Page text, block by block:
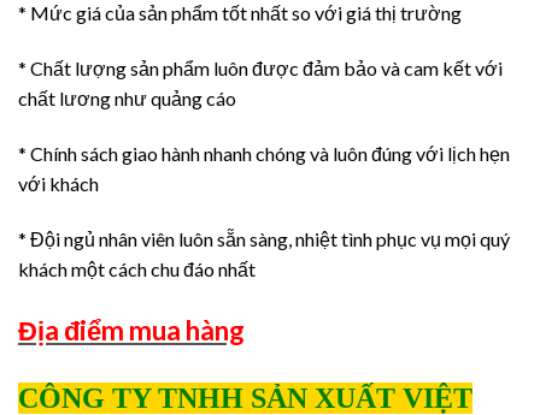
* Mức giá của sản phẩm tốt nhất so với giá thị trường
* Chất lượng sản phẩm luôn được đảm bảo và cam kết với
chất lương như quảng cáo
* Chính sách giao hành nhanh chóng và luôn đúng với lịch hẹn
với khách
* Đội ngủ nhân viên luôn sẵn sàng, nhiệt tình phục vụ mọi quý
khách một cách chu đáo nhất
Địa điểm mua hàng
CÔNG TY TNHH SẢN XUẤT VIỆT